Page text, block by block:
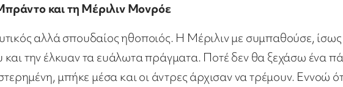
και τη Μέριλιν Μονρόε
αλλά σπουδαίος ηθοποιός. Η Μέριλιν με συμπαθούσε, ίσως
και την έλκυαν τα ευάλωτα πράγματα. Ποτέ δεν θα ξεχάσω ένα
μπήκε μέσα και οι άντρες άρχισαν να τρέμουν. Εννοώ